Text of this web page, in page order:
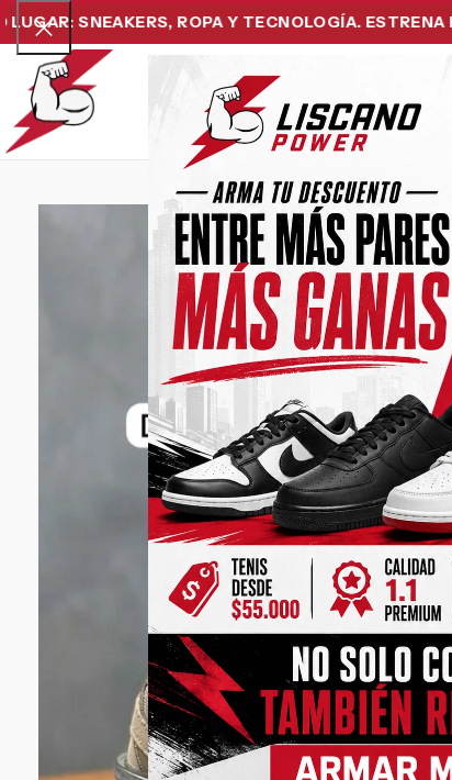
SNEAKERS, ROPA Y TECNOLOGÍA. ESTRENA HOY Y
Home